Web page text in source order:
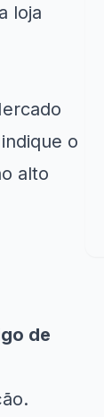
loja
o
alto
de